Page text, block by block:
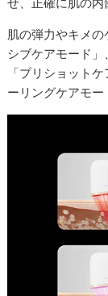
せ、正確に肌の内
肌の弾力やキメ
シブケアモード
「プリショット
ーリングケアモー